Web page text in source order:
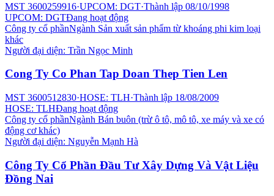
MST 3600259916·UPCOM: DGT·Thành lập 08/10/1998
UPCOM: DGTĐang hoạt động
Công ty cổ phầnNgành Sản xuất sản phẩm từ khoáng phi kim loại
khác
Người đại diện: Trần Ngọc Minh
Cong Ty Co Phan Tap Doan Thep Tien Len
MST 3600512830·HOSE: TLH·Thành lập 18/08/2009
HOSE: TLHĐang hoạt động
Công ty cổ phầnNgành Bán buôn (trừ ô tô, mô tô, xe máy và xe có
động cơ khác)
Người đại diện: Nguyễn Mạnh Hà
Công Ty Cổ Phần Đầu Tư Xây Dựng Và Vật Liệu
Đồng Nai